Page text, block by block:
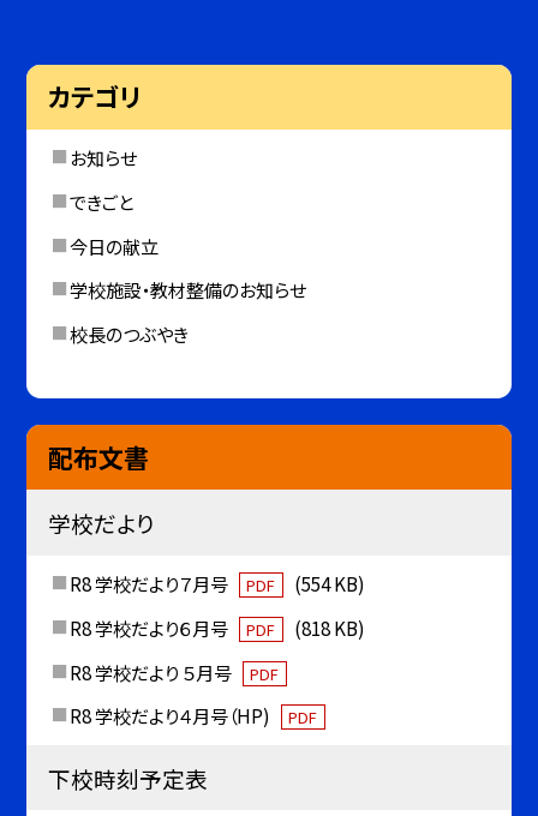
カテゴリ
お知らせ
できごと
今日の献立
学校施設・教材整備のお知らせ
校長のつぶやき
配布文書
学校だより
R8 学校だより７月号 PDF
(554 KB)
R8 学校だより６月号
PDF
(818 KB)
R8 学校だより ５月号
PDF
R8 学校だより４月号（HP) PDF
下校時刻予定表